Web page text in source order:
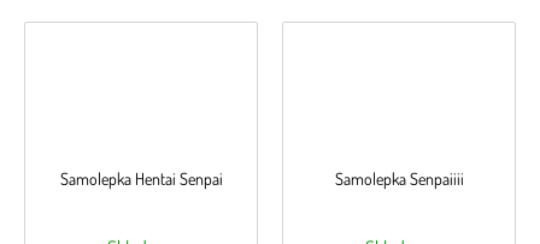
Samolepka Hentai Senpai Samolepka Senpaiiii